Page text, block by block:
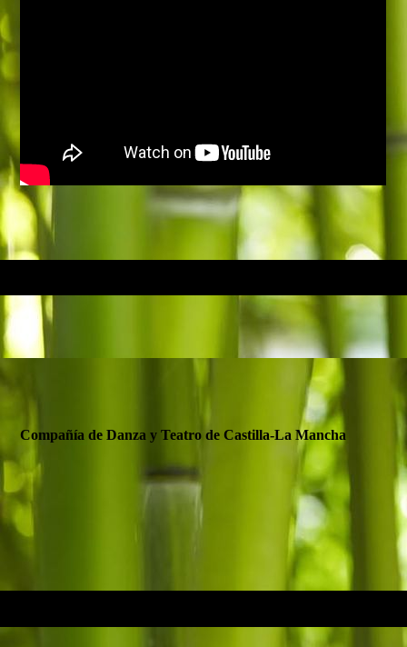
Compañía de Danza y Teatro de Castilla-La Mancha